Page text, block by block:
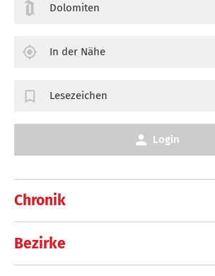
Chronik
Bezirke
Dolomiten
In der Nähe
Lesezeichen
Login